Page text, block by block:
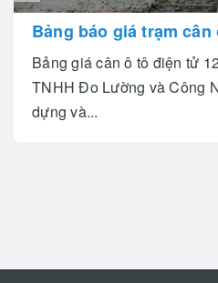
Bảng báo giá trạm cân
Bảng giá cân ô tô điện tử
TNHH Đo Lường và Công
dựng và...